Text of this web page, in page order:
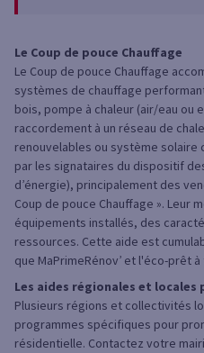
Le Coup de pouce Chauffage
Le Coup de pouce Chauffage
systèmes de chauffage
bois, pompe à chaleur (air/eau ou
raccordement à un réseau de
renouvelables ou système solaire
par les signataires du dispositif
d’énergie), principalement des
Coup de pouce Chauffage ». Leur
équipements installés, des
ressources. Cette aide est
que MaPrimeRénov’ et l'éco-prêt à
Les aides régionales et
Plusieurs régions et collectivités
programmes spécifiques pour
résidentielle. Contactez votre